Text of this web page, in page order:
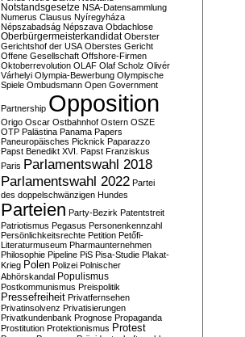
Notstandsgesetze NSA-Datensammlung
Numerus Clausus Nyíregyháza
Népszabadság Népszava Obdachlose
Oberbürgermeisterkandidat Oberster
Gerichtshof der USA Oberstes Gericht
Offene Gesellschaft Offshore-Firmen
Oktoberrevolution OLAF Olaf Scholz Olivér
Várhelyi Olympia-Bewerbung Olympische
Spiele Ombudsmann Open Government
Partnership Opposition
Origo Oscar Ostbahnhof Ostern OSZE
OTP Palästina Panama Papers
Paneuropäisches Picknick Paparazzo
Papst Benedikt XVI. Papst Franziskus
Paris Parlamentswahl 2018
Parlamentswahl 2022 Partei
des doppelschwänzigen Hundes
Parteien Party-Bezirk Patentstreit
Patriotismus Pegasus Personenkennzahl
Persönlichkeitsrechte Petition Petőfi-
Literaturmuseum Pharmaunternehmen
Philosophie Pipeline PiS Pisa-Studie Plakat-
Krieg Polen Polizei Polnischer
Abhörskandal Populismus
Postkommunismus Preispolitik
Pressefreiheit Privatfernsehen
Privatinsolvenz Privatisierungen
Privatkundenbank Prognose Propaganda
Prostitution Protektionismus Protest